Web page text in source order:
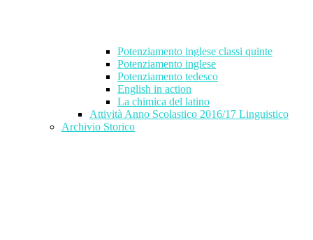
Potenziamento inglese classi quinte
Potenziamento inglese
Potenziamento tedesco
English in action
La chimica del latino
Attività Anno Scolastico 2016/17 Linguistico
Archivio Storico